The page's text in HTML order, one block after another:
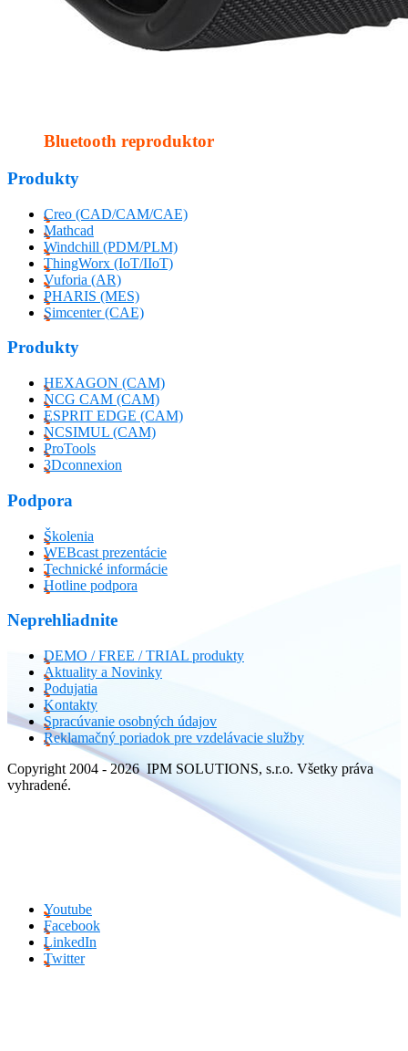
Bluetooth reproduktor
Produkty
Creo (CAD/CAM/CAE)
Mathcad
Windchill (PDM/PLM)
ThingWorx (IoT/IIoT)
Vuforia (AR)
PHARIS (MES)
Simcenter (CAE)
Produkty
HEXAGON (CAM)
NCG CAM (CAM)
ESPRIT EDGE (CAM)
NCSIMUL (CAM)
ProTools
3Dconnexion
Podpora
Školenia
WEBcast prezentácie
Technické informácie
Hotline podpora
Neprehliadnite
DEMO / FREE / TRIAL produkty
Aktuality a Novinky
Podujatia
Kontakty
Spracúvanie osobných údajov
Reklamačný poriadok pre vzdelávacie služby
Copyright 2004 - 2026 IPM SOLUTIONS, s.r.o. Všetky práva
vyhradené.
Youtube
Facebook
LinkedIn
Twitter